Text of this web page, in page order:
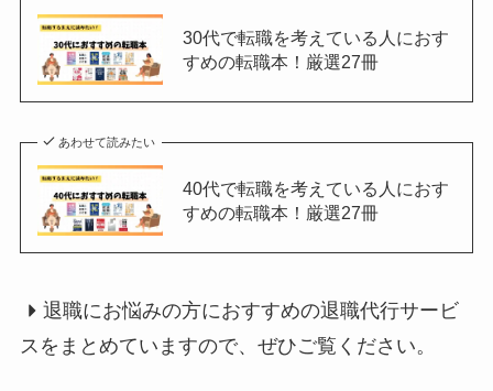
30代で転職を考えている人におす
すめの転職本！厳選27冊
あわせて読みたい
40代で転職を考えている人におす
すめの転職本！厳選27冊
退職にお悩みの方におすすめの退職代行サービ
スをまとめていますので、ぜひご覧ください。